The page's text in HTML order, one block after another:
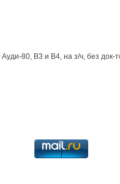
80, В3 и В4, на з/ч, без док-